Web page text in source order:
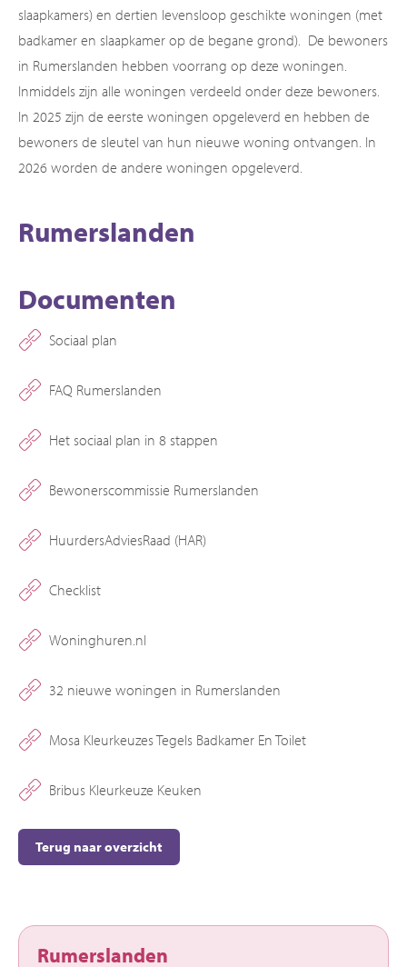
slaapkamers) en dertien levensloop geschikte woningen (met
badkamer en slaapkamer op de begane grond). De bewoners
in Rumerslanden hebben voorrang op deze woningen.
Inmiddels zijn alle woningen verdeeld onder deze bewoners.
In 2025 zijn de eerste woningen opgeleverd en hebben de
bewoners de sleutel van hun nieuwe woning ontvangen. In
2026 worden de andere woningen opgeleverd.
Rumerslanden
Documenten
Sociaal plan
FAQ Rumerslanden
Het sociaal plan in 8 stappen
Bewonerscommissie Rumerslanden
HuurdersAdviesRaad (HAR)
Checklist
Woninghuren.nl
32 nieuwe woningen in Rumerslanden
Mosa Kleurkeuzes Tegels Badkamer En Toilet
Bribus Kleurkeuze Keuken
Terug naar overzicht
Rumerslanden